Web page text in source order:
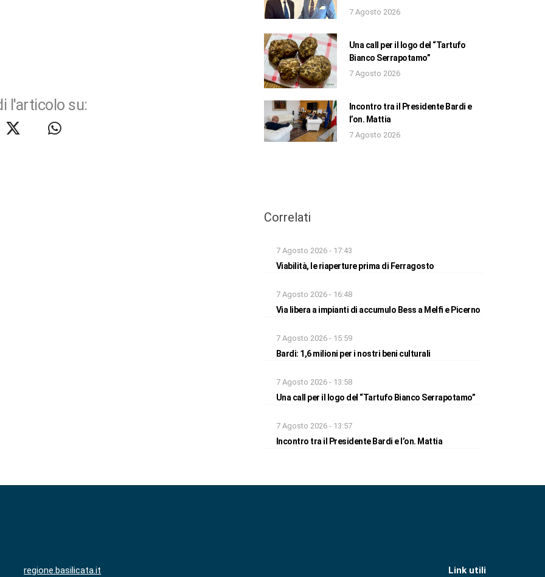
l'articolo su:
7 Agosto 2026
Una call per il logo del “Tartufo
Bianco Serrapotamo”
7 Agosto 2026
Incontro tra il Presidente Bardi e
l’on. Mattia
7 Agosto 2026
Correlati
7 Agosto 2026 - 17:43
Viabilità, le riaperture prima di Ferragosto
7 Agosto 2026 - 16:48
Via libera a impianti di accumulo Bess a Melfi e Picerno
7 Agosto 2026 - 15:59
Bardi: 1,6 milioni per i nostri beni culturali
7 Agosto 2026 - 13:58
Una call per il logo del “Tartufo Bianco Serrapotamo”
7 Agosto 2026 - 13:57
Incontro tra il Presidente Bardi e l’on. Mattia
regione.basilicata.it Link utili